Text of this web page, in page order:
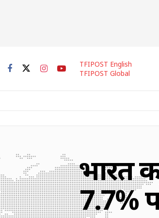
TFIPOST English
TFIPOST Global
भारत
7.7%